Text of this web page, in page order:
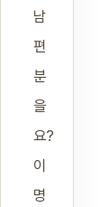
남
편
분
을
요?
이
명